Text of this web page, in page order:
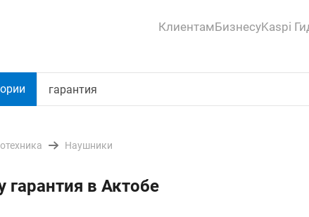
КлиентамБизнесуKaspi
Наушники
гарантия в Актобе